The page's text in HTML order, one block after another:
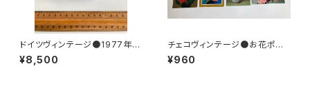
ドイツヴィンテージ●1977年ポ
ケットカレンダーKDT手帳未使
用DDR
¥8,500
チェコヴィンテージ●お花ポスト
カード8枚組
¥960